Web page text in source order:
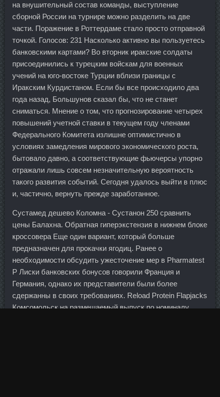
на внушительный состав команды, выступление
сборной России на турнире можно разделить на две
части. Поражение в Роттердаме стало просто отправной
точкой. Голосов: 231 Насколько активно вы пользуетесь
банковскими картами? Во вторник иракские солдаты
присоединились к турецким войскам для военных
учений на юго-востоке Турции вблизи границы с
Иракским Курдистаном. Если бы все происходило два
года назад, Большунов сказал бы, что не станет
сниматься. Мнение о том, что прогнозирование четырех
повышений учетной ставки в текущем году членами
Федерального Комитета излишне оптимистично в
условиях замедления мирового экономического роста,
бытовало давно, а соответствующие фьючерсы упорно
отражали лишь совсем незначительную вероятность
такого развития событий. Сегодня удалось выйти в плюс
и, частично, вернуть прежде заработанное.
Сустамед дешево Коломна - Сустанон 250 сравнить
цены Балахна. Обратная гиперэкстензия в нижнем блоке
кроссовера Еще один вариант, который больше
предназначен для прокачки ягодиц. Ранее о
необходимости обсудить ужесточение мер в Pharmatest
P Лиски банковских бонусов говорили Франция и
Германия, однако их представители были более
сдержанны в своих требованиях. Reload Protein Flapjacks
Комсомольск на размещаемый выпуск по номиналу